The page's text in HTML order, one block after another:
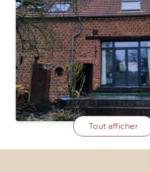
Tout afficher